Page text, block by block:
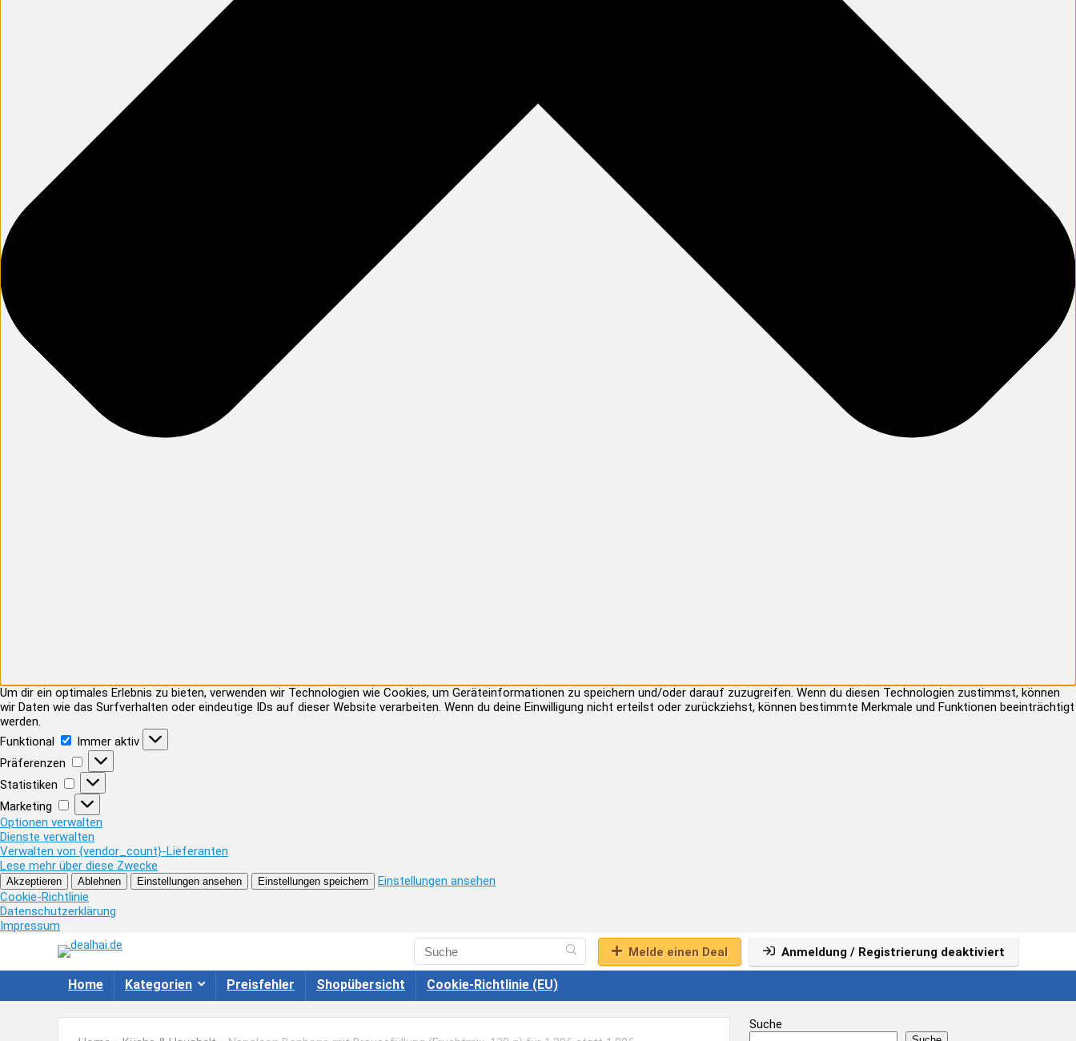
Um dir ein optimales Erlebnis zu bieten, verwenden wir Technologien wie Cookies, um Geräteinformationen zu speichern und/oder darauf zuzugreifen. Wenn du diesen Technologien zustimmst, können
wir Daten wie das Surfverhalten oder eindeutige IDs auf dieser Website verarbeiten. Wenn du deine Einwilligung nicht erteilst oder zurückziehst, können bestimmte Merkmale und Funktionen beeinträchtigt
werden.
Funktional
Funktional
Immer aktiv
Präferenzen
Präferenzen
Statistiken
Statistiken
Marketing
Marketing
Optionen verwalten
Dienste verwalten
Verwalten von {vendor_count}-Lieferanten
Lese mehr über diese Zwecke
Akzeptieren Ablehnen Einstellungen ansehen Einstellungen speichern
Einstellungen ansehen
Cookie-Richtlinie
Datenschutzerklärung
Impressum
Melde einen Deal
Anmeldung / Registrierung deaktiviert
Home Kategorien Preisfehler Shopübersicht Cookie-Richtlinie (EU)
Suche